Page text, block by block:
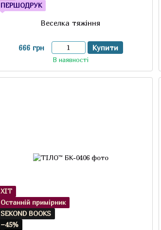
ПЕРШОДРУК
Веселка тяжіння
666 грн Купити
В наявності
ХІТ
Останній примірник
SEKOND BOOKS
−45%